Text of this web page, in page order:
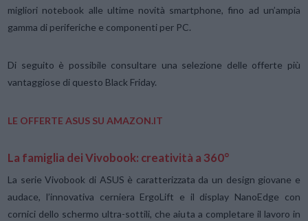
migliori notebook alle ultime novità smartphone, fino ad un’ampia
gamma di periferiche e componenti per PC.
Di seguito è possibile consultare una selezione delle offerte più
vantaggiose di questo Black Friday.
LE OFFERTE ASUS SU AMAZON.IT
La famiglia dei Vivobook: creatività a 360°
La serie Vivobook di ASUS è caratterizzata da un design giovane e
audace, l’innovativa cerniera ErgoLift e il display NanoEdge con
cornici dello schermo ultra-sottili, che aiuta a completare il lavoro in